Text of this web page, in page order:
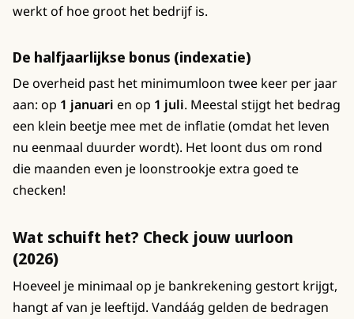
werkt of hoe groot het bedrijf is.
De halfjaarlijkse bonus (indexatie)
De overheid past het minimumloon twee keer per jaar
aan: op 1 januari en op 1 juli. Meestal stijgt het bedrag
een klein beetje mee met de inflatie (omdat het leven
nu eenmaal duurder wordt). Het loont dus om rond
die maanden even je loonstrookje extra goed te
checken!
Wat schuift het? Check jouw uurloon
(2026)
Hoeveel je minimaal op je bankrekening gestort krijgt,
hangt af van je leeftijd. Vandáág gelden de bedragen